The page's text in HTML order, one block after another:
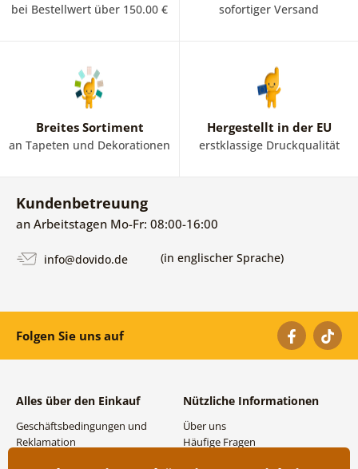
bei Bestellwert über 150.00 € sofortiger Versand
Breites Sortiment
an Tapeten und Dekorationen
Hergestellt in der EU
erstklassige Druckqualität
Kundenbetreuung
an Arbeitstagen Mo-Fr: 08:00-16:00
info@dovido.de (in englischer Sprache)
Folgen Sie uns auf
Alles über den Einkauf
Geschäftsbedingungen und
Reklamation
Nützliche Informationen
Über uns
Häufige Fragen